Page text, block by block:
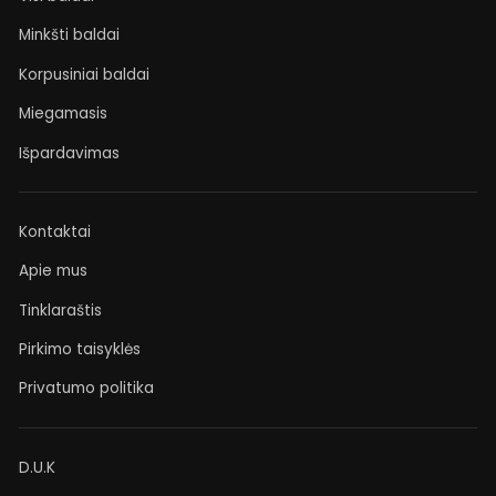
Minkšti baldai
Korpusiniai baldai
Miegamasis
Išpardavimas
Kontaktai
Apie mus
Tinklaraštis
Pirkimo taisyklės
Privatumo politika
D.U.K